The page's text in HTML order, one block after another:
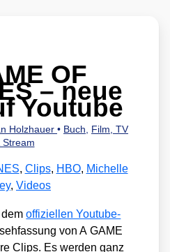
OF
– neue
Youtube
Holzhauer • Buch, Film, TV
Stream
, Clips, HBO, Michelle
, Videos
demoffi­zi­el­len You­tube-
von A GAME
Clips. Es wer­den ganz